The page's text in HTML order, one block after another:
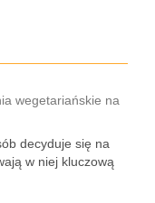
wegetariańskie na
decyduje się na
w niej kluczową